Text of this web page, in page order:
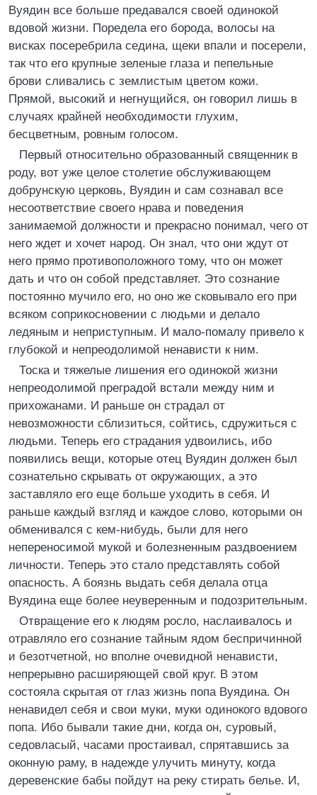
Вуядин все больше предавался своей одинокой
вдовой жизни. Поредела его борода, волосы на
висках посеребрила седина, щеки впали и посерели,
так что его крупные зеленые глаза и пепельные
брови сливались с землистым цветом кожи.
Прямой, высокий и негнущийся, он говорил лишь в
случаях крайней необходимости глухим,
бесцветным, ровным голосом.
Первый относительно образованный священник в
роду, вот уже целое столетие обслуживающем
добрунскую церковь, Вуядин и сам сознавал все
несоответствие своего нрава и поведения
занимаемой должности и прекрасно понимал, чего от
него ждет и хочет народ. Он знал, что они ждут от
него прямо противоположного тому, что он может
дать и что он собой представляет. Это сознание
постоянно мучило его, но оно же сковывало его при
всяком соприкосновении с людьми и делало
ледяным и неприступным. И мало-помалу привело к
глубокой и непреодолимой ненависти к ним.
Тоска и тяжелые лишения его одинокой жизни
непреодолимой преградой встали между ним и
прихожанами. И раньше он страдал от
невозможности сблизиться, сойтись, сдружиться с
людьми. Теперь его страдания удвоились, ибо
появились вещи, которые отец Вуядин должен был
сознательно скрывать от окружающих, а это
заставляло его еще больше уходить в себя. И
раньше каждый взгляд и каждое слово, которыми он
обменивался с кем-нибудь, были для него
непереносимой мукой и болезненным раздвоением
личности. Теперь это стало представлять собой
опасность. А боязнь выдать себя делала отца
Вуядина еще более неуверенным и подозрительным.
Отвращение его к людям росло, наслаивалось и
отравляло его сознание тайным ядом беспричинной
и безотчетной, но вполне очевидной ненависти,
непрерывно расширяющей свой круг. В этом
состояла скрытая от глаз жизнь попа Вуядина. Он
ненавидел себя и свои муки, муки одинокого вдового
попа. Ибо бывали такие дни, когда он, суровый,
седовласый, часами простаивал, спрятавшись за
оконную раму, в надежде улучить минуту, когда
деревенские бабы пойдут на реку стирать белье. И,